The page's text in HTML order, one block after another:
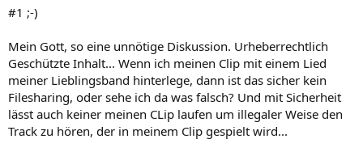
#1 ;-)
Mein Gott, so eine unnötige Diskussion. Urheberrechtlich
Geschützte Inhalt... Wenn ich meinen Clip mit einem Lied
meiner Lieblingsband hinterlege, dann ist das sicher kein
Filesharing, oder sehe ich da was falsch? Und mit Sicherheit
lässt auch keiner meinen CLip laufen um illegaler Weise den
Track zu hören, der in meinem Clip gespielt wird...